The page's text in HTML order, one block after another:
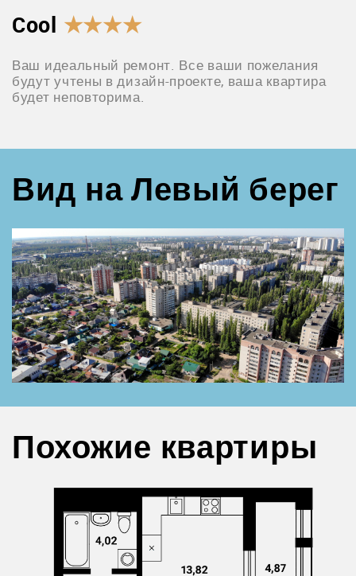
Cool ★★★★
Ваш идеальный ремонт. Все ваши пожелания
будут учтены в дизайн-проекте, ваша квартира
будет неповторима.
Вид на Левый берег
Похожие квартиры